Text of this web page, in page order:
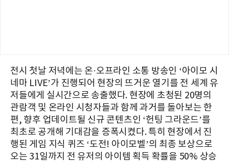
전시 첫날 저녁에는 온·오프라인 소통 방송인 ‘아이모 시
네마 LIVE’가 진행되어 현장의 뜨거운 열기를 전 세계 유
저들에게 실시간으로 송출했다. 현장에 초청된 20명의
관람객 및 온라인 시청자들과 함께 과거를 돌아보는 한
편, 향후 업데이트될 신규 콘텐츠인 ‘헌팅 그라운드’를
최초로 공개해 기대감을 증폭시켰다. 특히 현장에서 진
행된 게임 지식 퀴즈 ‘도전! 아이모벨’의 최종 보상으로
오는 31일까지 전 유저의 아이템 획득 확률을 50% 상승